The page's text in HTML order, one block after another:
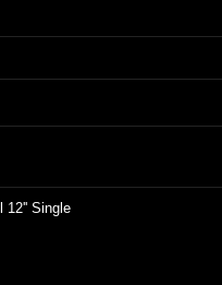
12'' Single